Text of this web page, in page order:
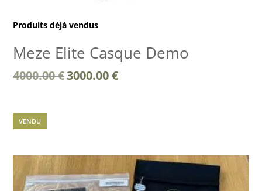
Produits déjà vendus
Meze Elite Casque Demo
4000.00€ Le
3000.00€Le
VENDU